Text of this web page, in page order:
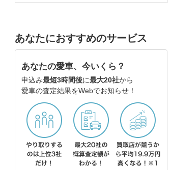
スズキの“変化”と“進化”の理由
あなたにおすすめのサービス
あなたの愛車、今いくら？
申込み最短3時間後に最大20社から
愛車の査定結果をWebでお知らせ！